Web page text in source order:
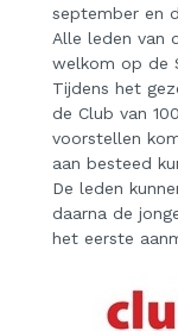
september en
Alle leden van
welkom op de
Tijdens het
de Club van
voorstellen
aan besteed
De leden
daarna de
het eerste